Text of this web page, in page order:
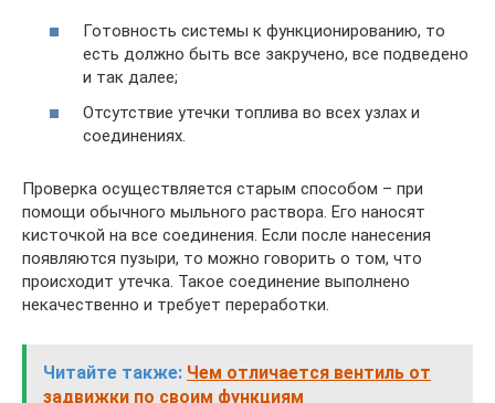
Готовность системы к функционированию, то
есть должно быть все закручено, все подведено
и так далее;
Отсутствие утечки топлива во всех узлах и
соединениях.
Проверка осуществляется старым способом – при
помощи обычного мыльного раствора. Его наносят
кисточкой на все соединения. Если после нанесения
появляются пузыри, то можно говорить о том, что
происходит утечка. Такое соединение выполнено
некачественно и требует переработки.
Читайте также: Чем отличается вентиль от
задвижки по своим функциям